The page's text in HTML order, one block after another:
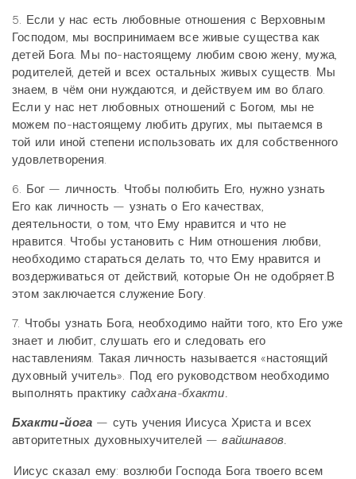
5. Если у нас есть любовные отношения с Верховным
Господом, мы воспринимаем все живые существа как
детей Бога. Мы по-настоящему любим свою жену, мужа,
родителей, детей и всех остальных живых существ. Мы
знаем, в чём они нуждаются, и действуем им во благо.
Если у нас нет любовных отношений с Богом, мы не
можем по-настоящему любить других, мы пытаемся в
той или иной степени использовать их для собственного
удовлетворения.
6. Бог — личность. Чтобы полюбить Его, нужно узнать
Его как личность — узнать о Его качествах,
деятельности, о том, что Ему нравится и что не
нравится. Чтобы установить с Ним отношения любви,
необходимо стараться делать то, что Ему нравится и
воздерживаться от действий, которые Он не одобряет.В
этом заключается служение Богу.
7. Чтобы узнать Бога, необходимо найти того, кто Его уже
знает и любит, слушать его и следовать его
наставлениям. Такая личность называется «настоящий
духовный учитель». Под его руководством необходимо
выполнять практику садхана-бхакти.
Бхакти-йога — суть учения Иисуса Христа и всех
авторитетных духовныхучителей —вайшнавов.
Иисус сказал ему: возлюби Господа Бога твоего всем